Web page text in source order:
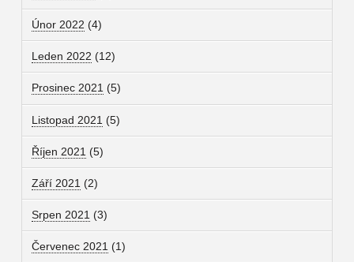
Únor 2022 (4)
Leden 2022 (12)
Prosinec 2021(5)
Listopad 2021 (5)
Říjen 2021 (5)
Září 2021 (2)
Srpen 2021(3)
Červenec 2021(1)